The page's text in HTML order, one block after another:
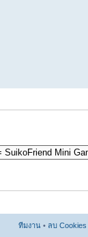
ทีมงาน • ลบ Cookies